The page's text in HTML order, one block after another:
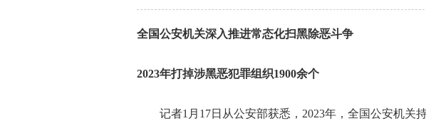
全国公安机关深入推进常态化扫黑除恶斗争
2023年打掉涉黑恶犯罪组织1900余个
记者1月17日从公安部获悉，2023年，全国公安机关